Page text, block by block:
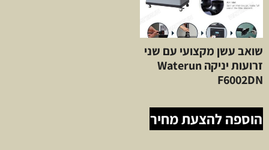
שואב עשן מקצועי עם שני
זרועות יניקה Waterun
F6002DN
הוספה להצעת מחיר